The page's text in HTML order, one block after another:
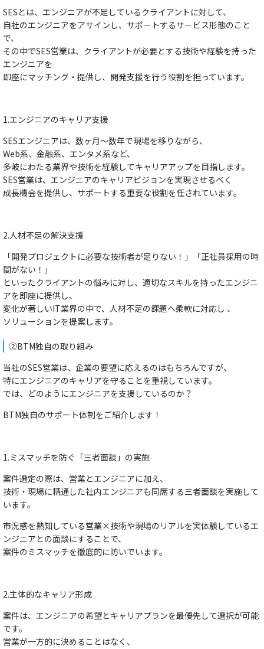
SESとは、エンジニアが不足しているクライアントに対して、
自社のエンジニアをアサインし、サポートするサービス形態のこと
で、
その中でSES営業は、クライアントが必要とする技術や経験を持った
エンジニアを
即座にマッチング・提供し、開発支援を行う役割を担っています。
1.エンジニアのキャリア支援
SESエンジニアは、数ヶ月〜数年で現場を移りながら、
Web系、金融系、エンタメ系など、
多岐にわたる業界や技術を経験してキャリアアップを目指します。
SES営業は、エンジニアのキャリアビジョンを実現させるべく
成長機会を提供し、サポートする重要な役割を任されています。
2.人材不足の解決支援
「開発プロジェクトに必要な技術者が足りない！」「正社員採用の時
間がない！」
といったクライアントの悩みに対し、適切なスキルを持ったエンジニ
アを即座に提供し、
変化が著しいIT業界の中で、人材不足の課題へ柔軟に対応し 、
ソリューションを提案します。
②BTM独自の取り組み
当社のSES営業は、企業の要望に応えるのはもちろんですが、
特にエンジニアのキャリアを守ることを重視しています。
では、どのようにエンジニアを支援しているのか？
BTM独自のサポート体制をご紹介します！
1.ミスマッチを防ぐ「三者面談」の実施
案件選定の際は、営業とエンジニアに加え、
技術・現場に精通した社内エンジニアも同席する三者面談を実施して
います。
市況感を熟知している営業×技術や現場のリアルを実体験しているエ
ンジニアとの面談にすることで、
案件のミスマッチを徹底的に防いでいます。
2.主体的なキャリア形成
案件は、エンジニアの希望とキャリアプランを最優先して選択が可能
です。
営業が一方的に決めることはなく、